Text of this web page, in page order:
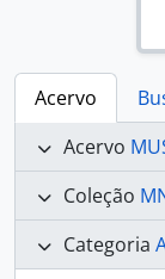
Acervo
Acervo
Coleção
Categoria